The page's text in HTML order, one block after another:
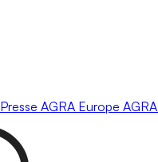
Presse AGRA Europe AGRA